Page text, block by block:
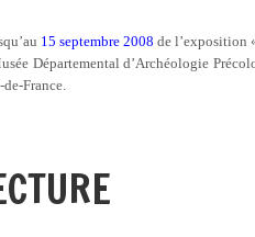
15 septembre 2008 de l’exposition
Départemental d’Archéologie
France.